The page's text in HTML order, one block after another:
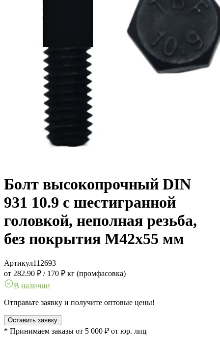
Болт высокопрочный DIN
931 10.9 с шестигранной
головкой, неполная резьба,
без покрытия M42x55 мм
Артикул112693
от 282.90 ₽ / 170 ₽ кг (промфасовка)
В наличии
Отправьте заявку и получите оптовые цены!
Оставить заявку
* Принимаем заказы от 5 000 ₽ от юр. лиц